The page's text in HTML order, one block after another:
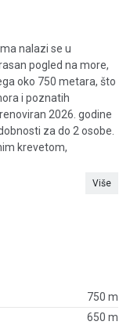
nalazi se u
pogled na more,
oko 750 metara, što
i poznatih
2026. godine
za do 2 osobe.
krevetom,
Više
750 m
650 m